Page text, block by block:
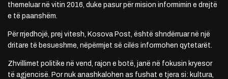
themeluar në vitin 2016, duke pasur për mision informimin e drejtë
e të paanshëm.
Për rrjedhojë, prej vitesh, Kosova Post, është shndërruar në një
dritare të besueshme, nëpërmjet së cilës informohen qytetarët.
Zhvillimet politike në vend, rajon e botë, janë në fokusin kryesor
të agjencisë. Por nuk anashkalohen as fushat e tjera si: kultura,